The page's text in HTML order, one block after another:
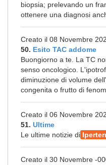
biopsia; prelevando un
ottenere una diagnosi
Creato il 08 Novembre
50. Esito TAC addome
Buongiorno a te. La TC
senso oncologico.
diminuzione di volume
congenita o frutto di
Creato il 06 Novembre
51. Ultime
Le ultime notizie di
Creato il 30 Novembre -